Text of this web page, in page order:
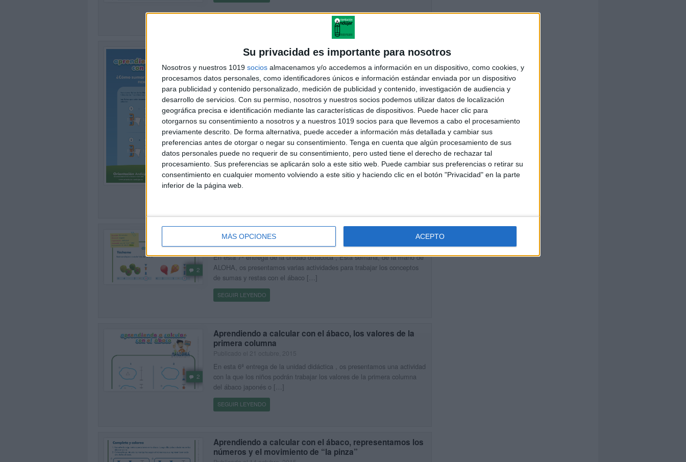
Su privacidad es importante para nosotros
Nosotros y nuestros 1019 socios almacenamos y/o accedemos a información en un dispositivo, como cookies, y
procesamos datos personales, como identificadores únicos e información estándar enviada por un dispositivo
para publicidad y contenido personalizado, medición de publicidad y contenido, investigación de audiencia y
desarrollo de servicios. Con su permiso, nosotros y nuestros socios podemos utilizar datos de localización
geográfica precisa e identificación mediante las características de dispositivos. Puede hacer clic para
otorgarnos su consentimiento a nosotros y a nuestros 1019 socios para que llevemos a cabo el procesamiento
previamente descrito. De forma alternativa, puede acceder a información más detallada y cambiar sus
preferencias antes de otorgar o negar su consentimiento. Tenga en cuenta que algún procesamiento de sus
datos personales puede no requerir de su consentimiento, pero usted tiene el derecho de rechazar tal
procesamiento. Sus preferencias se aplicarán solo a este sitio web. Puede cambiar sus preferencias o retirar su
consentimiento en cualquier momento volviendo a este sitio y haciendo clic en el botón "Privacidad" en la parte
inferior de la página web.
MÁS OPCIONES ACEPTO
Aprendiendo a calcular con el ábaco Como sumar y
restar con el ábaco soroban
Publicado el 4 noviembre, 2015
Continuamos con nuestra entrega semanal que ya es la número 8. Aquí
tenéis nuevas actividades para practicar las operaciones con unidades en
el ábaco. Os recordamos que sumar y restar […]
SEGUIR LEYENDO
2
Aprendiendo a calcular con el ábaco, SUMAS Y RESTAS
En esta 7ª entrega de la unidad didáctica , Esta semana, de la mano de
ALOHA, os presentamos varias actividades para trabajar los conceptos
de sumas y restas con el ábaco […]
SEGUIR LEYENDO
2
Aprendiendo a calcular con el ábaco, los valores de la
primera columna
En esta 6ª entrega de la unidad didáctica , os presentamos una actividad
con la que los niños podrán trabajar los valores de la primera columna
del ábaco japonés o […]
SEGUIR LEYENDO
Aprendiendo a calcular con el ábaco, representamos los
números y el movimiento de “la pinza”